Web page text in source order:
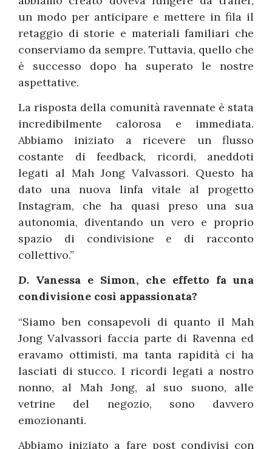
un modo per anticipare e mettere in fila il
retaggio di storie e materiali familiari che
conserviamo da sempre. Tuttavia, quello che
è successo dopo ha superato le nostre
aspettative.
La risposta della comunità ravennate è stata
incredibilmente calorosa e immediata.
Abbiamo iniziato a ricevere un flusso
costante di feedback, ricordi, aneddoti
legati al Mah Jong Valvassori. Questo ha
dato una nuova linfa vitale al progetto
Instagram, che ha quasi preso una sua
autonomia, diventando un vero e proprio
spazio di condivisione e di racconto
collettivo.”
D. Vanessa e Simon, che effetto fa una
condivisione così appassionata?
“Siamo ben consapevoli di quanto il Mah
Jong Valvassori faccia parte di Ravenna ed
eravamo ottimisti, ma tanta rapidità ci ha
lasciati di stucco. I ricordi legati a nostro
nonno, al Mah Jong, al suo suono, alle
vetrine del negozio, sono davvero
emozionanti.
Abbiamo iniziato a fare post condivisi con